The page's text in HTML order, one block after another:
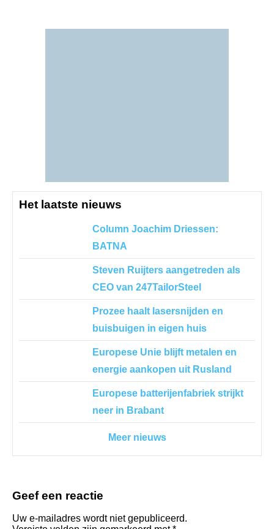
Het laatste nieuws
Column Joachim Driessen:
BATNA
Steven Ruijters aangetreden als
CEO van 247TailorSteel
Prozee haalt lasersnijden en
buisbuigen in eigen huis
Europese Unie blijft metalen en
energie aankopen uit Rusland
Europese batterijenfabriek strijkt
neer in Brabant
Meer nieuws
Geef een reactie
Uw e-mailadres wordt niet gepubliceerd.